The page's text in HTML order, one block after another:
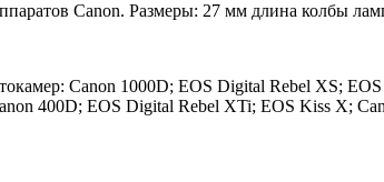
Canon. Размеры: 27 мм длина колбы
Canon 1000D; EOS Digital Rebel XS;
400D; EOS Digital Rebel XTi; EOS Kiss X;